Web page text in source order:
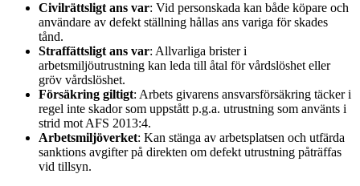
Civilrättsligt ans var: Vid personskada kan både köpare och
användare av defekt ställning hållas ans variga för skades
tånd.
Straffättsligt ans var: Allvarliga brister i
arbetsmiljöutrustning kan leda till åtal för vårdslöshet eller
gröv vårdslöshet.
Försäkring giltigt: Arbets givarens ansvarsförsäkring täcker i
regel inte skador som uppstått p.g.a. utrustning som använts i
strid mot AFS 2013:4.
Arbetsmiljöverket: Kan stänga av arbetsplatsen och utfärda
sanktions avgifter på direkten om defekt utrustning påträffas
vid tillsyn.